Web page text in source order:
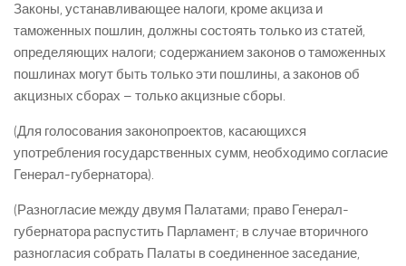
Законы, устанавливающее налоги, кроме акциза и
таможенных пошлин, должны состоять только из статей,
определяющих налоги; содержанием законов о таможенных
пошлинах могут быть только эти пошлины, а законов об
акцизных сборах – только акцизные сборы.
(Для голосования законопроектов, касающихся
употребления государственных сумм, необходимо согласие
Генерал-губернатора).
(Разногласие между двумя Палатами; право Генерал-
губернатора распустить Парламент; в случае вторичного
разногласия собрать Палаты в соединенное заседание,